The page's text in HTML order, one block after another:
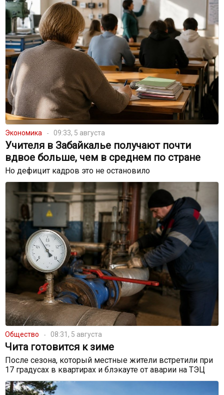
Экономика 09:33, 5 августа
Учителя в Забайкалье получают почти
вдвое больше, чем в среднем по стране
Но дефицит кадров это не остановило
Общество 08:31, 5 августа
Чита готовится к зиме
После сезона, который местные жители встретили при
17 градусах в квартирах и блэкауте от аварии на ТЭЦ